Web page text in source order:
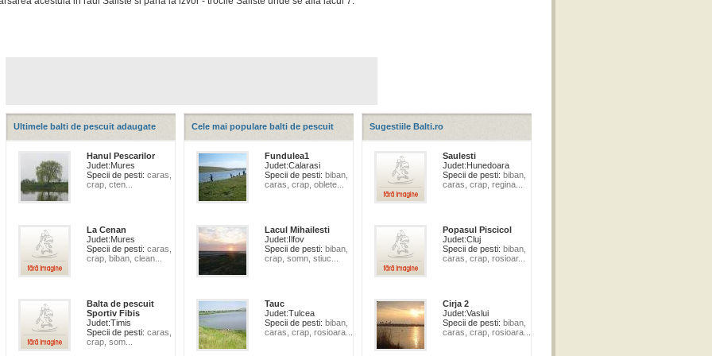
Ultimele balti de pescuit adaugate
Hanul Pescarilor
Judet:Mures
Specii de pesti: caras,
crap, cten...
La Cenan
Judet:Mures
Specii de pesti: caras,
crap, biban, clean...
Balta de pescuit
Sportiv Fibis
Judet:Timis
Specii de pesti: caras,
crap, som...
Cele mai populare balti de pescuit
Fundulea1
Judet:Calarasi
Specii de pesti: biban,
caras, crap, oblete...
Lacul Mihailesti
Judet:Ilfov
Specii de pesti: biban,
crap, somn, stiuc...
Tauc
Judet:Tulcea
Specii de pesti: biban,
caras, crap, rosioara...
Sugestiile Balti.ro
Saulesti
Judet:Hunedoara
Specii de pesti: biban,
caras, crap, regina...
Popasul Piscicol
Judet:Cluj
Specii de pesti: biban,
caras, crap, rosioar...
Cirja 2
Judet:Vaslui
Specii de pesti: biban,
caras, crap, rosioara...